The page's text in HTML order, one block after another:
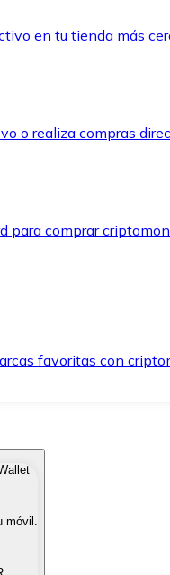
en tu tienda más
o realiza compras
comprar
favoritas con
métodos de pago.
rápida y segura.